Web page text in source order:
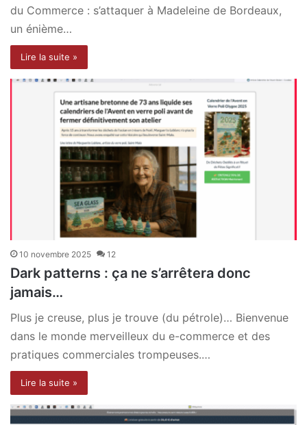
du Commerce : s’attaquer à Madeleine de Bordeaux,
un énième…
Lire la suite »
10 novembre 2025 12
Dark patterns : ça ne s’arrêtera donc
jamais…
Plus je creuse, plus je trouve (du pétrole)… Bienvenue
dans le monde merveilleux du e-commerce et des
pratiques commerciales trompeuses.…
Lire la suite »